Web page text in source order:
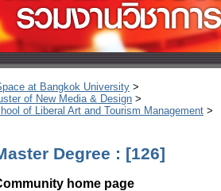
at Bangkok University >
of New Media & Design >
of Liberal Art and Tourism Management >
Degree : [126]
home page